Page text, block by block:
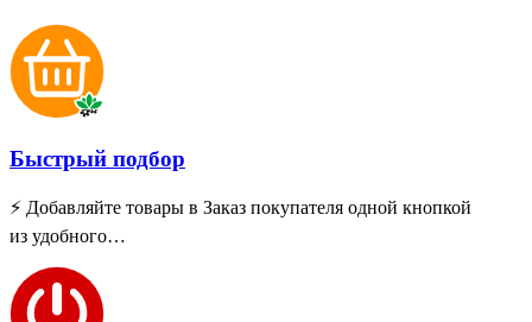
Быстрый подбор
⚡ Добавляйте товары в Заказ покупателя одной кнопкой
из удобного…